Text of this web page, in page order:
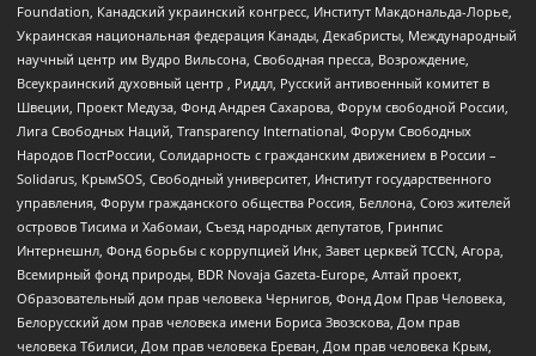
Foundation, Канадский украинский конгресс, Институт Макдональда-Лорье,
Украинская национальная федерация Канады, Декабристы, Международный
научный центр им Вудро Вильсона, Свободная пресса, Возрождение,
Всеукраинский духовный центр , Риддл, Русский антивоенный комитет в
Швеции, Проект Медуза, Фонд Андрея Сахарова, Форум свободной России,
Лига Свободных Наций, Transparеncy International, Форум Свободных
Народов ПостРоссии, Солидарность с гражданским движением в России –
Solidarus, КрымSOS, Свободный университет, Институт государственного
управления, Форум гражданского общества Россия, Беллона, Союз жителей
островов Тисима и Хабомаи, Съезд народных депутатов, Гринпис
Интернешнл, Фонд борьбы с коррупцией Инк, Завет церквей TCCN, Агора,
Всемирный фонд природы, BDR Novaja Gazeta-Europe, Алтай проект,
Образовательный дом прав человека Чернигов, Фонд Дом Прав Человека,
Белорусский дом прав человека имени Бориса Звозскова, Дом прав
человека Тбилиси, Дом прав человека Ереван, Дом прав человека Крым,